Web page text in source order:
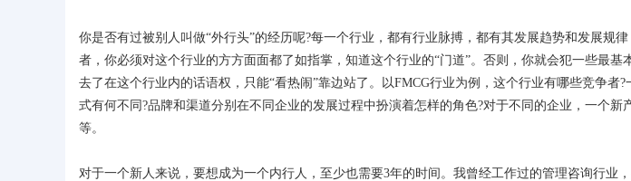
你是否有过被别人叫做“外行头”的经历呢?每一个行业，都有行业脉搏，都有其发展趋势和发展规
者，你必须对这个行业的方方面面都了如指掌，知道这个行业的“门道”。否则，你就会犯一些最基
去了在这个行业内的话语权，只能“看热闹”靠边站了。以FMCG行业为例，这个行业有哪些竞争者
式有何不同?品牌和渠道分别在不同企业的发展过程中扮演着怎样的角色?对于不同的企业，一个
等。
对于一个新人来说，要想成为一个内行人，至少也需要3年的时间。我曾经工作过的管理咨询行业